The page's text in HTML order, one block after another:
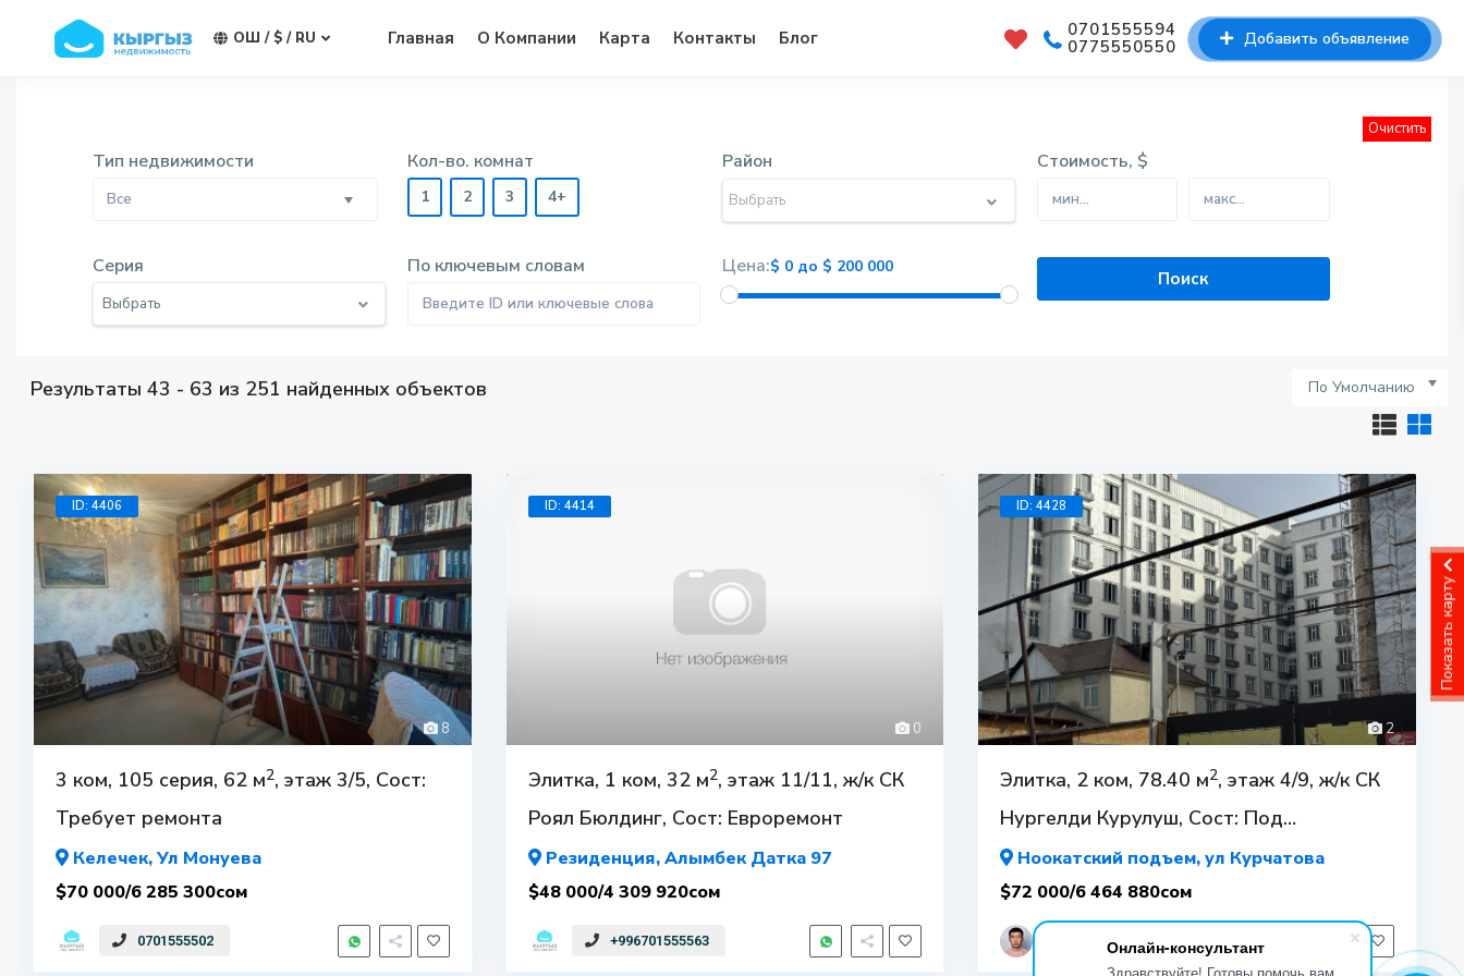
Онлайн-консультант
ОШ / $ / RU
0701555594
0775550550
Добавить объявление
Главная О Компании Карта Контакты Блог
Показать карту
$90 000
Очистить
Тип недвижимости
Все
Кол-во. комнат
1 2 3 4+
Район
Выбрать
Стоимость, $
Серия
Выбрать
По ключевым словам Цена:$ 0 до $ 200 000
По Умолчанию
Результаты 43 - 63 из 251 найденных объектов
8
ID: 4406
3 ком, 105 серия, 62 м2, этаж 3/5, Сост:
Требует ремонта
Келечек, Ул Монуева
$70 000/6 285 300сом
0701555502
0
ID: 4414
Элитка, 1 ком, 32 м2, этаж 11/11, ж/к СК
Роял Бюлдинг, Сост: Евроремонт
Резиденция, Алымбек Датка 97
$48 000/4 309 920сом
+996701555563
2
ID: 4428
Элитка, 2 ком, 78.40 м2, этаж 4/9, ж/к СК
Нургелди Курулуш, Сост: Под
самоотделку (ПСО)
Ноокатский подъем, ул Курчатова
$72 000/6 464 880сом
+996701555562
0701555594
kyrgyz.ned@gmail.com
Дома и Участки
Последние объявления
Магазин, Коммерческая, 133
м2, этаж ...
$84 000
Все авторские права защищены 2021